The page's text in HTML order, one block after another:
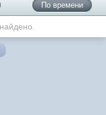
По времени